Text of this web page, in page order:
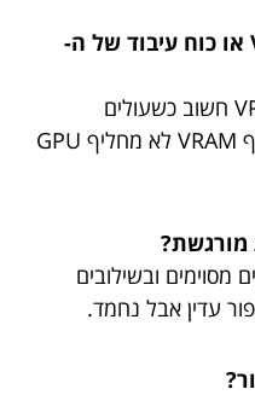
ש: מה יותר משפיע – VRAM או כוח עיבוד של ה-
ת: בדרך כלל כוח העיבוד. VRAM חשוב כשעולים
ברזולוציה וטקסטורות, אבל עודף VRAM לא מחליף GPU
ובשילובים
עדין אבל נחמד.